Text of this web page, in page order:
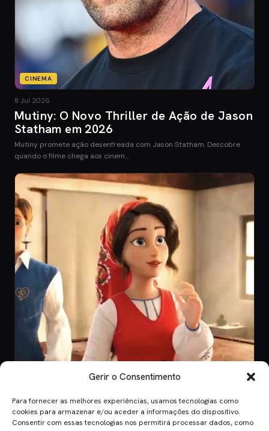
Gerir o Consentimento
Para fornecer as melhores experiências, usamos tecnologias como
cookies para armazenar e/ou aceder a informações do dispositivo.
Consentir com essas tecnologias nos permitirá processar dados, como
CINEMA
8 Jul 2026
Mutiny: O Novo Thriller de Ação de Jason
Statham em 2026
Mutiny promete ação desenfreada com Jason Statham. Descobre
quando o filme chega aos cinem…
CINEMA
8 Jul 2026